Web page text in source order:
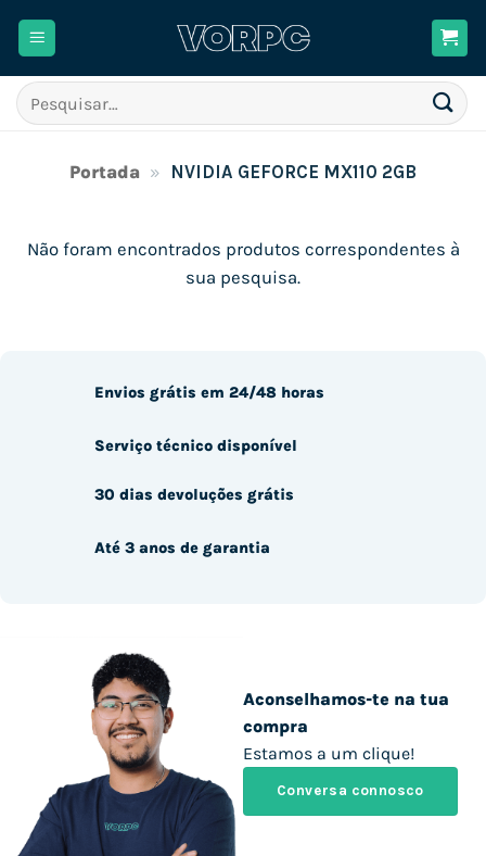
Pesquisar
por:
Portada » NVIDIA GEFORCE MX110 2GB
Não foram encontrados produtos correspondentes à
sua pesquisa.
Aconselhamos-te na tua
compra
Estamos a um clique!
Conversa connosco
Envios grátis em 24/48 horas
Serviço técnico disponível
30 dias devoluções grátis
Até 3 anos de garantia